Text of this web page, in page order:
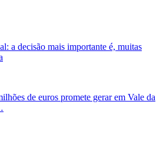
a decisão mais importante é, muitas
de euros promete gerar em Vale da